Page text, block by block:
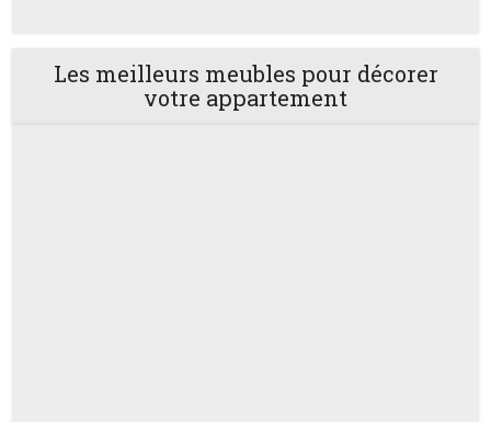
Les meilleurs meubles pour décorer
votre appartement